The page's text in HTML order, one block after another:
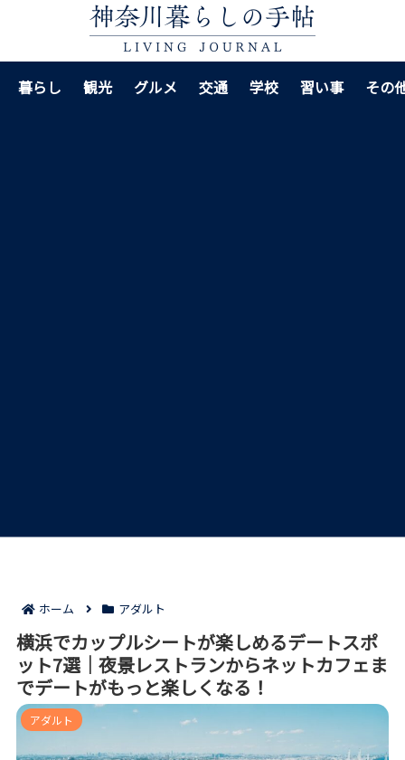
暮らし 観光 グルメ 交通 学校 習い事 その
ホーム アダルト
横浜でカップルシートが楽しめるデートスポ
ット7選｜夜景レストランからネットカフェま
でデートがもっと楽しくなる！
アダルト